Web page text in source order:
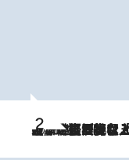
2026.8.5
【なぜ吉沢亮は「気配を消せる」のか？】興行収入208億の『国宝』を経て挑むミュージカル『ディア・エヴァン・ハンセン』。トップ俳優が舞台上でさらけ出した“孤独”とは